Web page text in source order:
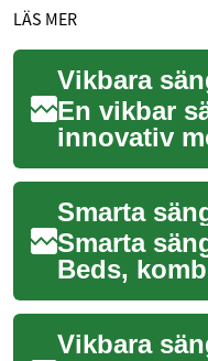
LÄS MER
En vikbar
innovativ
med
design.
sä...
Smarta
Beds,
elektronik
design för